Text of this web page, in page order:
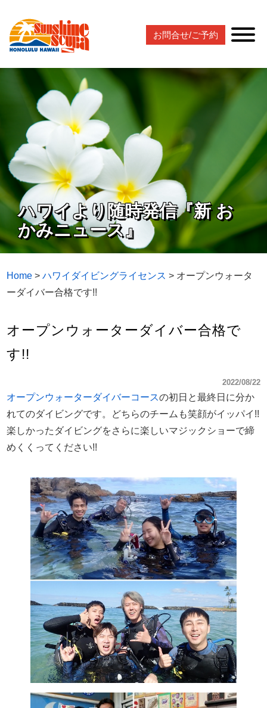
お問合せ/ご予約
ハワイより随時発信『新 お
かみニュース』
Home >ハワイダイビングライセンス > オープンウォータ
ーダイバー合格です!!
オープンウォーターダイバー合格で
す!!
2022/08/22
オープンウォーターダイバーコースの初日と最終日に分か
れてのダイビングです。どちらのチームも笑顔がイッパイ!!
楽しかったダイビングをさらに楽しいマジックショーで締
めくくってください!!